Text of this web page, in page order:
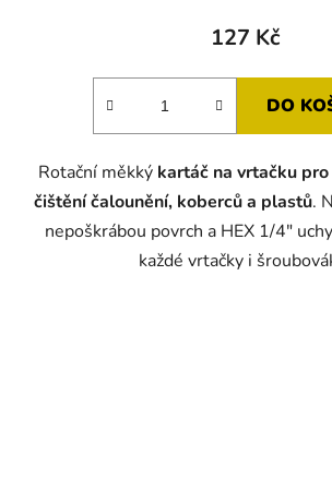
127 Kč
DO
Rotační měkký kartáč na vrtačku
čištění čalounění, koberců a plastů.
nepoškrábou povrch a HEX 1/4"
každé vrtačky i